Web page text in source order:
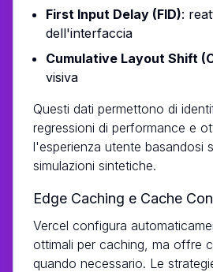
First Input Delay (FID):
dell'interfaccia
Cumulative Layout Shift
visiva
Questi dati permettono di
regressioni di performance e
l'esperienza utente basandosi
simulazioni sintetiche.
Edge Caching e Cache
Vercel configura
ottimali per caching, ma offre
quando necessario. Le